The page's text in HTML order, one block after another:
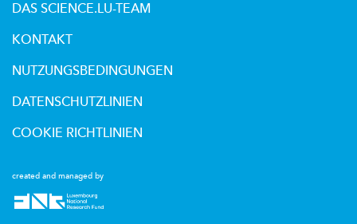
created and managed by
DAS SCIENCE.LU-TEAM
KONTAKT
NUTZUNGSBEDINGUNGEN
DATENSCHUTZLINIEN
COOKIE RICHTLINIEN